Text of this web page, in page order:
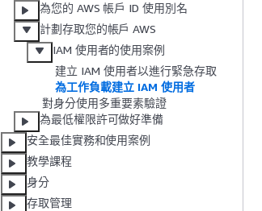
為您的 AWS 帳戶 ID 使用別名
計劃存取您的帳戶 AWS
IAM 使用者的使用案例
建立 IAM 使用者以進行緊急存取
為工作負載建立 IAM 使用者
對身分使用多重要素驗證
為最低權限許可做好準備
安全最佳實務和使用案例
教學課程
身分
存取管理